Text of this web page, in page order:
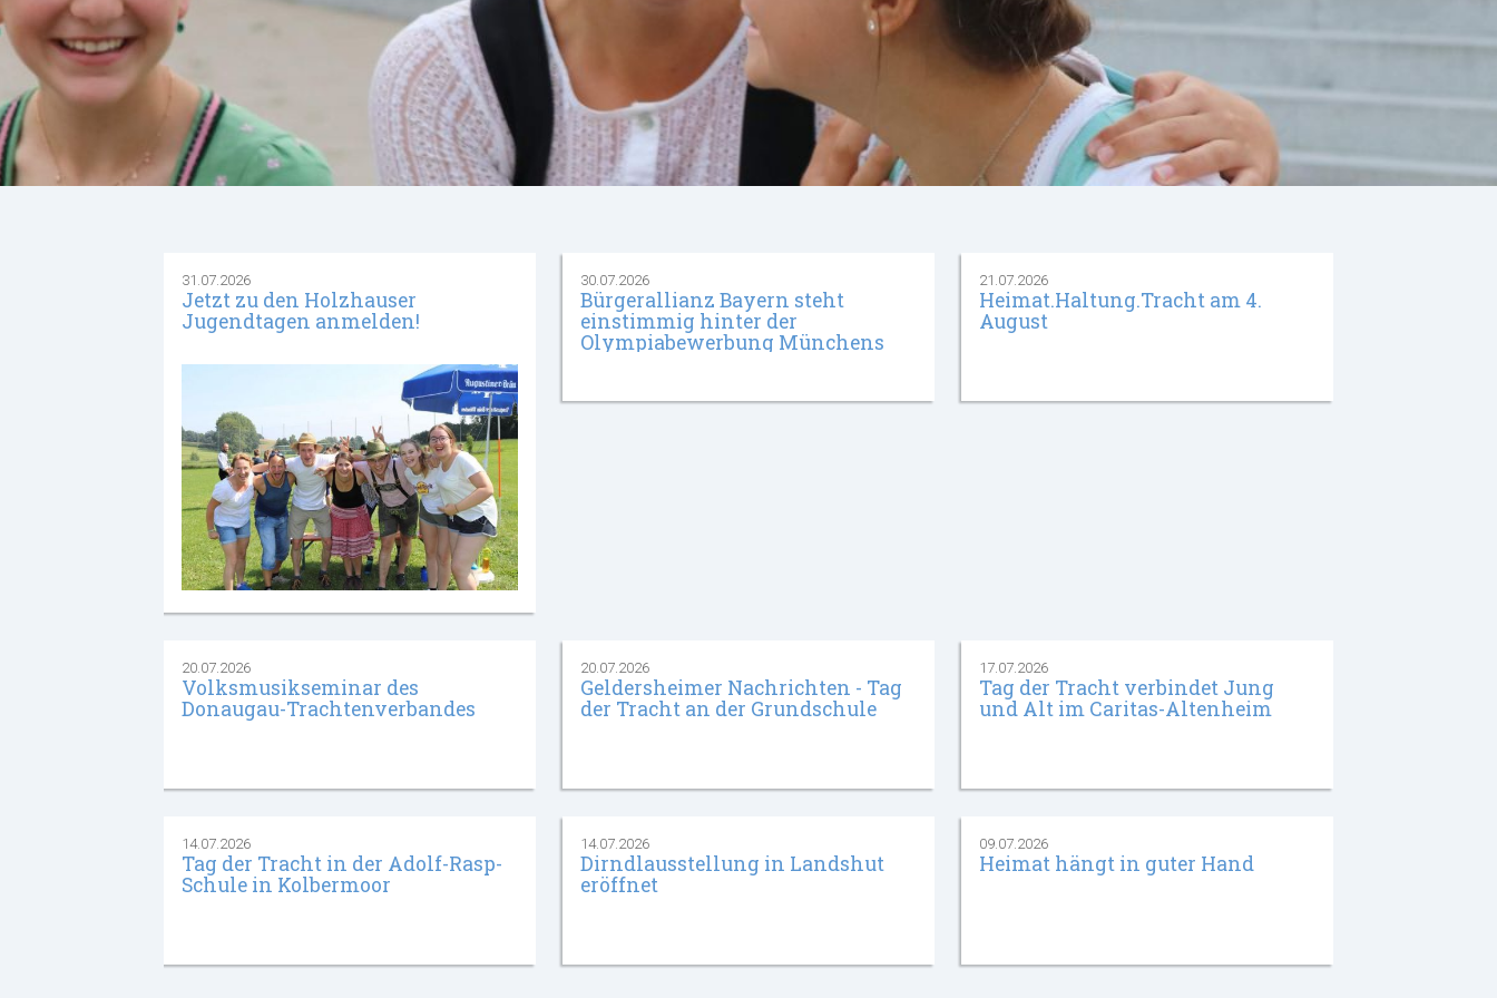
31.07.2026
Jetzt zu den Holzhauser
Jugendtagen anmelden!
30.07.2026
Bürgerallianz Bayern steht
einstimmig hinter der
Olympiabewerbung Münchens
21.07.2026
Heimat.Haltung.Tracht am 4.
August
20.07.2026
Volksmusikseminar des
Donaugau-Trachtenverbandes
20.07.2026
Geldersheimer Nachrichten - Tag
der Tracht an der Grundschule
17.07.2026
Tag der Tracht verbindet Jung
und Alt im Caritas-Altenheim
14.07.2026
Tag der Tracht in der Adolf-Rasp-
Schule in Kolbermoor
14.07.2026
Dirndlausstellung in Landshut
eröffnet
09.07.2026
Heimat hängt in guter Hand